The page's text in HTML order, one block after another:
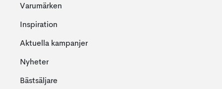
Varumärken
Inspiration
Aktuella kampanjer
Nyheter
Bästsäljare